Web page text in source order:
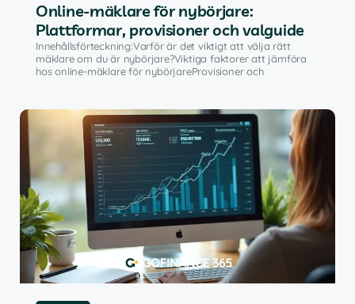
Online-mäklare för nybörjare:
Plattformar, provisioner och valguide
Innehållsförteckning:Varför är det viktigt att välja rätt
mäklare om du är nybörjare?Viktiga faktorer att jämföra
hos online-mäklare för nybörjareProvisioner och